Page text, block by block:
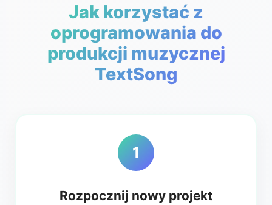
Jak korzystać z
oprogramowania do
produkcji muzycznej
TextSong
1
Rozpocznij nowy projekt